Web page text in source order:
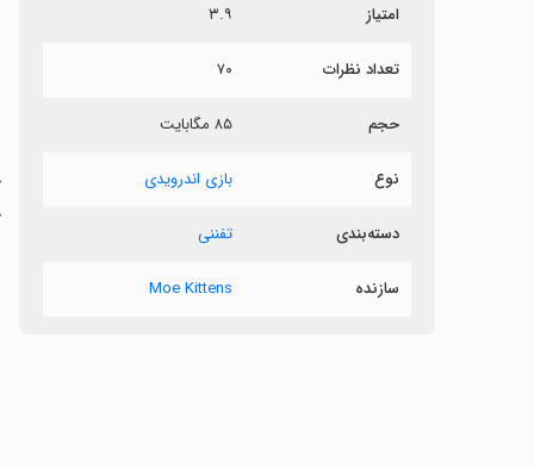
امتیاز ۳.۹
تعداد نظرات ۷۰
حجم ۸۵ مگابایت
نوع بازی اندرویدی
دسته‌بندی تفننی
سازنده Moe Kittens